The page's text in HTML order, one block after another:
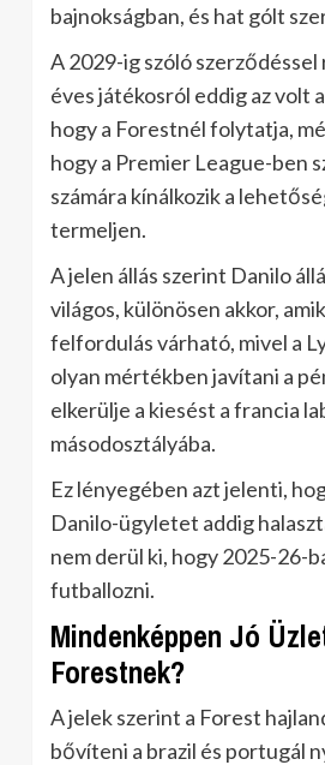
bajnokságban, és hat gólt
A 2029-ig szóló
éves játékosról eddig az volt
hogy a Forestnél folytatja,
hogy a Premier League-ben
számára kínálkozik a
termeljen.
A jelen állás szerint Danilo
világos, különösen akkor,
felfordulás várható, mivel a
olyan mértékben javítani a
elkerülje a kiesést a francia
másodosztályába.
Ez lényegében azt jelenti,
Danilo-ügyletet addig
nem derül ki, hogy 2025-26-
futballozni.
Mindenképpen Jó
Forestnek?
A jelek szerint a Forest
bővíteni a brazil és portugál